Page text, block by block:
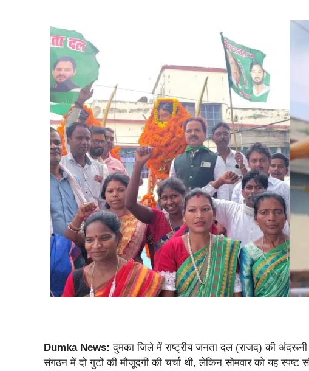
Dumka News:दुमका जिले में राष्ट्रीय जनता दल (राजद) की
संगठन में दो गुटों की मौजूदगी की चर्चा थी, लेकिन सोमवार को यह